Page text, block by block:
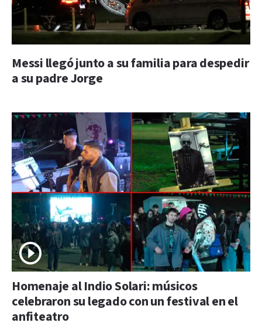
Messi llegó junto a su familia para despedir
a su padre Jorge
Homenaje al Indio Solari: músicos
celebraron su legado con un festival en el
anfiteatro